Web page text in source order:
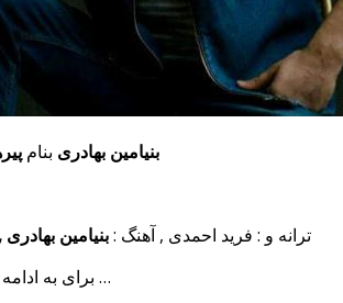
بنیامین بهادری بنام
ترانه و : فرید احمدی , آهنگ :بنیامین بهادری ,
برای به ادامه مطلب مراجعه کنید …